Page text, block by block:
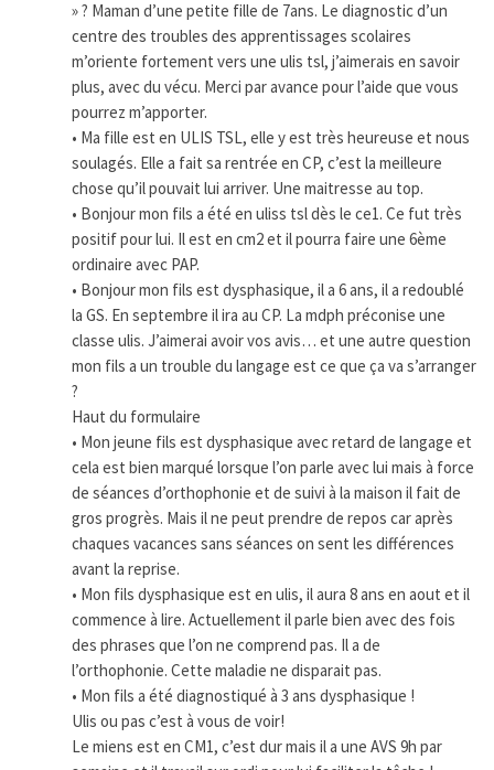
» ? Maman d’une petite fille de 7ans. Le diagnostic d’un
centre des troubles des apprentissages scolaires
m’oriente fortement vers une ulis tsl, j’aimerais en savoir
plus, avec du vécu. Merci par avance pour l’aide que vous
pourrez m’apporter.
• Ma fille est en ULIS TSL, elle y est très heureuse et nous
soulagés. Elle a fait sa rentrée en CP, c’est la meilleure
chose qu’il pouvait lui arriver. Une maitresse au top.
• Bonjour mon fils a été en uliss tsl dès le ce1. Ce fut très
positif pour lui. Il est en cm2 et il pourra faire une 6ème
ordinaire avec PAP.
• Bonjour mon fils est dysphasique, il a 6 ans, il a redoublé
la GS. En septembre il ira au CP. La mdph préconise une
classe ulis. J’aimerai avoir vos avis… et une autre question
mon fils a un trouble du langage est ce que ça va s’arranger
?
Haut du formulaire
• Mon jeune fils est dysphasique avec retard de langage et
cela est bien marqué lorsque l’on parle avec lui mais à force
de séances d’orthophonie et de suivi à la maison il fait de
gros progrès. Mais il ne peut prendre de repos car après
chaques vacances sans séances on sent les différences
avant la reprise.
• Mon fils dysphasique est en ulis, il aura 8 ans en aout et il
commence à lire. Actuellement il parle bien avec des fois
des phrases que l’on ne comprend pas. Il a de
l’orthophonie. Cette maladie ne disparait pas.
• Mon fils a été diagnostiqué à 3 ans dysphasique !
Ulis ou pas c’est à vous de voir!
Le miens est en CM1, c’est dur mais il a une AVS 9h par